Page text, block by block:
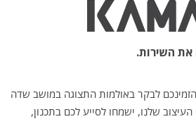
את השירות.
לבקר באולמות התצוגה במושב שדה
העיצוב שלנו, ישמחו לסייע לכם בתכנון,